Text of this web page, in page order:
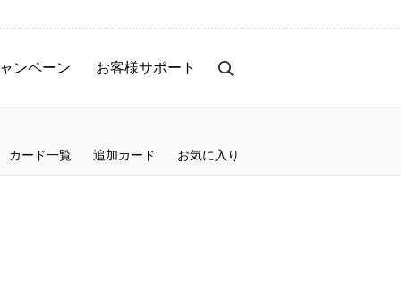
ンペーン お客様サポート
カード一覧 追加カード お気に入り